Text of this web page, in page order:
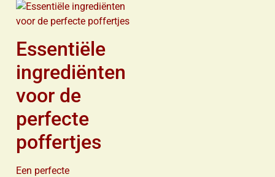
Essentiële
ingrediënten
voor de
perfecte
poffertjes
Een perfecte